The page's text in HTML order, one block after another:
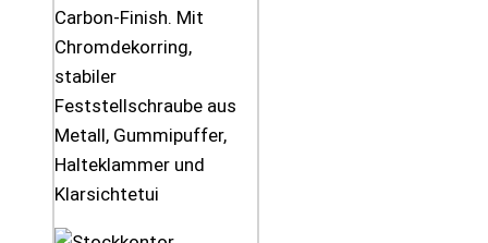
Carbon-Finish. Mit
Chromdekorring,
stabiler
Feststellschraube aus
Metall, Gummipuffer,
Halteklammer und
Klarsichtetui